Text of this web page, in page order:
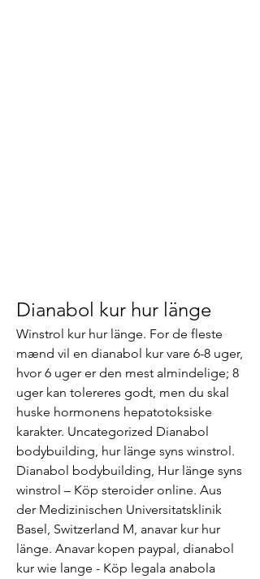
Dianabol kur hur länge
Winstrol kur hur länge. For de fleste
mænd vil en dianabol kur vare 6-8 uger,
hvor 6 uger er den mest almindelige; 8
uger kan tolereres godt, men du skal
huske hormonens hepatotoksiske
karakter. Uncategorized Dianabol
bodybuilding, hur länge syns winstrol.
Dianabol bodybuilding, Hur länge syns
winstrol – Köp steroider online. Aus
der Medizinischen Universitatsklinik
Basel, Switzerland M, anavar kur hur
länge. Anavar kopen paypal, dianabol
kur wie lange - Köp legala anabola